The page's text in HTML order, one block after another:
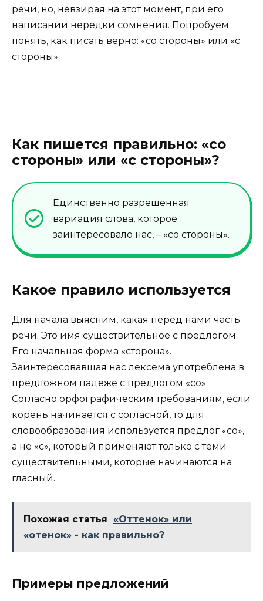
речи, но, невзирая на этот момент, при его
написании нередки сомнения. Попробуем
понять, как писать верно: «со стороны» или «с
стороны».
Как пишется правильно: «со
стороны» или «с стороны»?
Единственно разрешенная
вариация слова, которое
заинтересовало нас, – «со стороны».
Какое правило используется
Для начала выясним, какая перед нами часть
речи. Это имя существительное с предлогом.
Его начальная форма «сторона».
Заинтересовавшая нас лексема употреблена в
предложном падеже с предлогом «со».
Согласно орфографическим требованиям, если
корень начинается с согласной, то для
словообразования используется предлог «со»,
а не «с», который применяют только с теми
существительными, которые начинаются на
гласный.
Похожая статья
«Оттенок» или
«отенок» - как правильно?
Примеры предложений